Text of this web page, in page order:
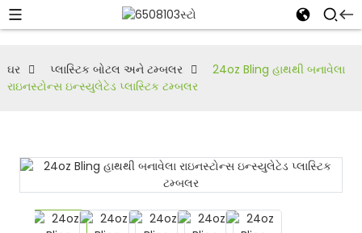
ઘર પ્લાસ્ટિક બોટલ અને ટમ્બલર
24oz Bling હાથથી બનાવેલા
રાઇનસ્ટોન્સ ઇન્સ્યુલેટેડ પ્લાસ્ટિક ટમ્બલર